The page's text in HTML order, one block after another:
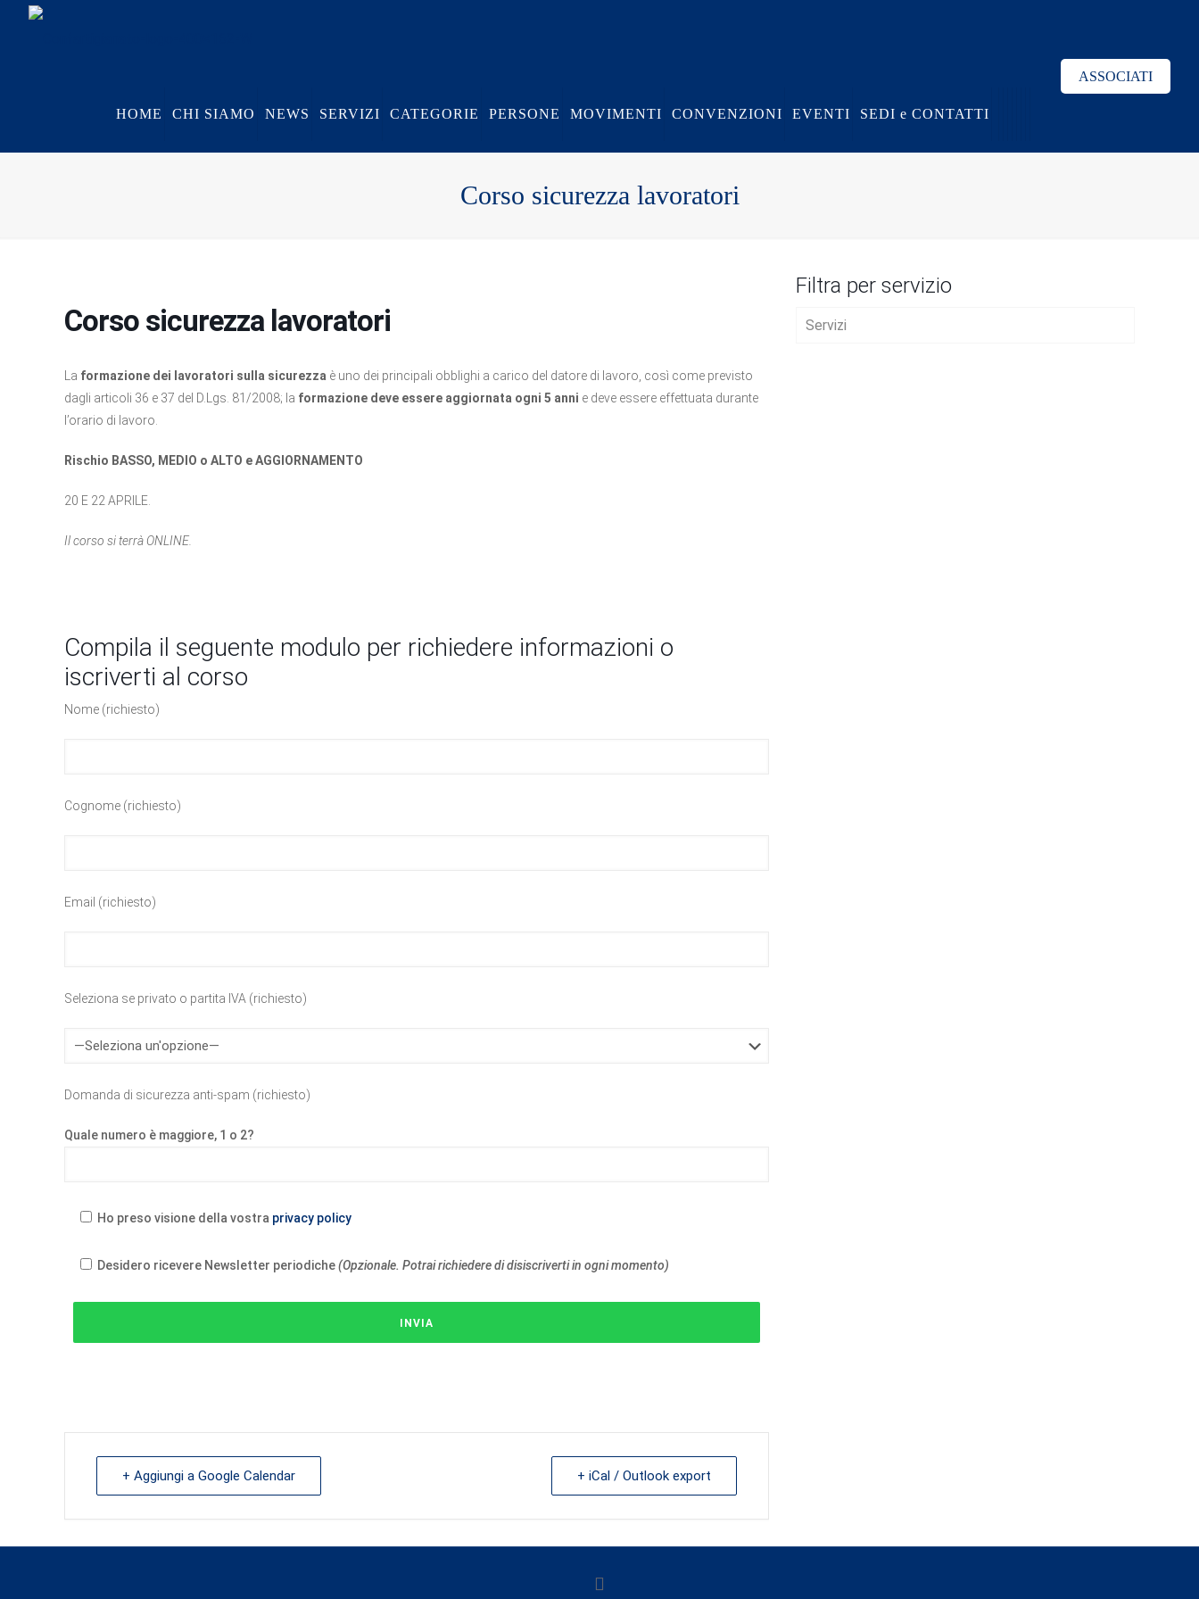
HOME CHI SIAMO NEWS SERVIZI CATEGORIE PERSONE MOVIMENTI CONVENZIONI EVENTI SEDI e CONTATTI
ASSOCIATI
Corso sicurezza lavoratori
Corso sicurezza lavoratori
La formazione dei lavoratori sulla sicurezza è uno dei principali obblighi a carico del datore di lavoro, così come previsto
dagli articoli 36 e 37 del D.Lgs. 81/2008; la formazione deve essere aggiornata ogni 5 anni e deve essere effettuata durante
l’orario di lavoro.
Rischio BASSO, MEDIO o ALTO e AGGIORNAMENTO
20 E 22 APRILE.
Il corso si terrà ONLINE.
Compila il seguente modulo per richiedere informazioni o
iscriverti al corso
Nome (richiesto)
Cognome (richiesto)
Email (richiesto)
Seleziona se privato o partita IVA (richiesto)
Domanda di sicurezza anti-spam (richiesto)
Quale numero è maggiore, 1 o 2?
Ho preso visione della vostra privacy policy
Desidero ricevere Newsletter periodiche(Opzionale. Potrai richiedere di disiscriverti in ogni momento)
+ Aggiungi a Google Calendar + iCal / Outlook export
Filtra per servizio
Servizi